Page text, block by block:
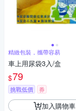
精緻包裝，攜帶容易
車上用尿袋3入/盒
$79
挑戰低價 券
加入購物車